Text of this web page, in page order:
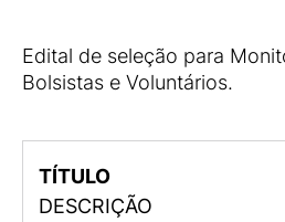
Edital de seleção para
Bolsistas e Voluntários.
TÍTULO
DESCRIÇÃO